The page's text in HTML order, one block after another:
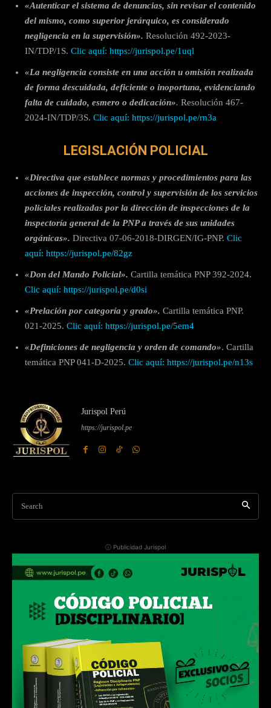
«Autenticar el sistema de denuncias, sin revisar el contenido
del mismo, como superior jerárquico, es considerado
negligencia en la supervisión». Resolución 492-2023-
IN/TDP/1S. Clic aquí: https://jurispol.pe/1uql
«La negligencia consiste en una acción u omisión realizada
de forma descuidada, deficiente o inoportuna, evidenciando
falta de cuidado, esmero o dedicación». Resolución 467-
2024-IN/TDP/3S. Clic aquí: https://jurispol.pe/rn3a
LEGISLACIÓN POLICIAL
«Directiva que establece normas y procedimientos para las
acciones de inspección, control y supervisión de los servicios
policiales realizadas por la dirección de inspecciones de la
inspectoría general de la PNP a través de sus unidades
orgánicas». Directiva 07-06-2018-DIRGEN/IG-PNP. Clic
aquí: https://jurispol.pe/82gz
«Don del Mando Policial». Cartilla temática PNP 392-2024.
Clic aquí: https://jurispol.pe/d0si
«Prelación por categoría y grado». Cartilla temática PNP.
021-2025. Clic aquí: https://jurispol.pe/5em4
«Definiciones de negligencia y orden de comando». Cartilla
temática PNP 041-D-2025. Clic aquí: https://jurispol.pe/n13s
Jurispol Perú
https://jurispol.pe
Search
ⓘ Publicidad Jurispol